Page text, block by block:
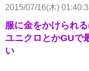
2015/07/16(木)
服に金をかけられ
ユニクロとかGUで
い